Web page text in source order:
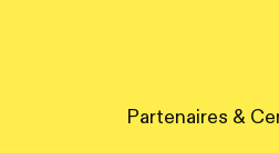
Partenaires &